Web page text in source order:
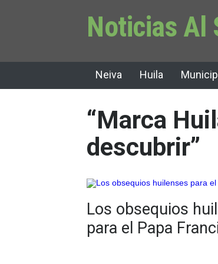
Noticias Al
Neiva Huila
“Marca
descubrir”
Los obsequios
para el Papa